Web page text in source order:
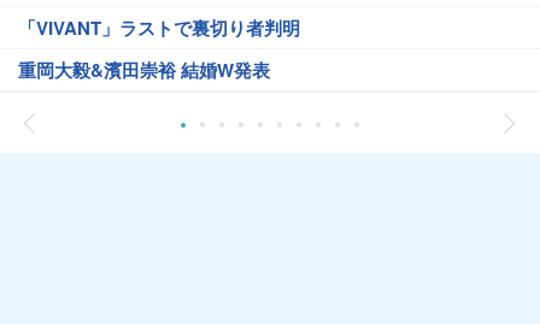
「VIVANT」ラストで裏切り者判明
重岡大毅&濱田崇裕 結婚W発表